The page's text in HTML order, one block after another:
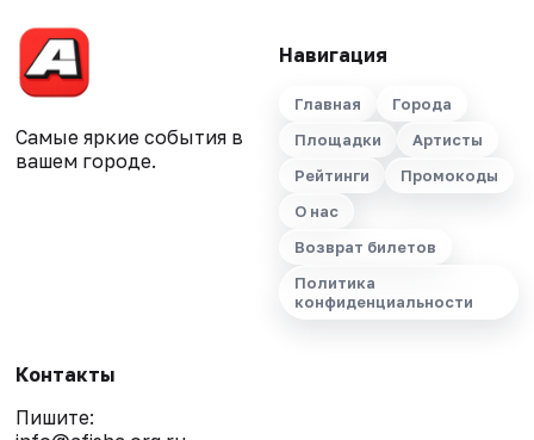
Самые яркие события в
вашем городе.
Навигация
Главная
Города
Площадки
Артисты
Рейтинги
Промокоды
О нас
Возврат билетов
Политика
конфиденциальности
Контакты
Пишите: